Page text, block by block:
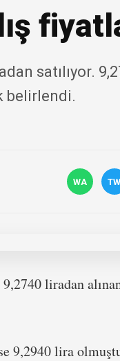
satılıyor.
belirlendi.
WA TW
liradan
9,2940 lira